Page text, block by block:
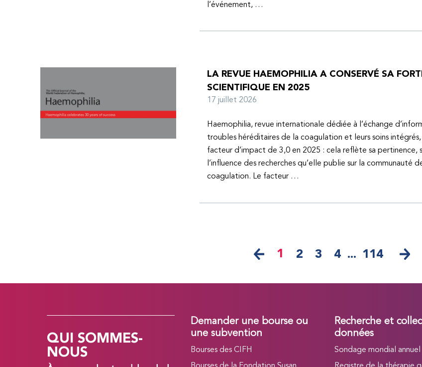
l’événement, …
LA REVUE HAEMOPHILIA A CONSERVÉ SA
SCIENTIFIQUE EN 2025
17 juillet 2026
Haemophilia, revue internationale dédiée à l’échange
troubles héréditaires de la coagulation et leurs soins intégrés,
facteur d’impact de 3,0 en 2025 : cela reflète sa pertinence,
l’influence des recherches qu’elle publie sur la communauté
coagulation. Le facteur …
1 2 3 4 ... 114
QUI SOMMES-
NOUS
Demander une bourse ou
une subvention
Bourses des CIFH
Recherche et
données
Sondage mondial annuel